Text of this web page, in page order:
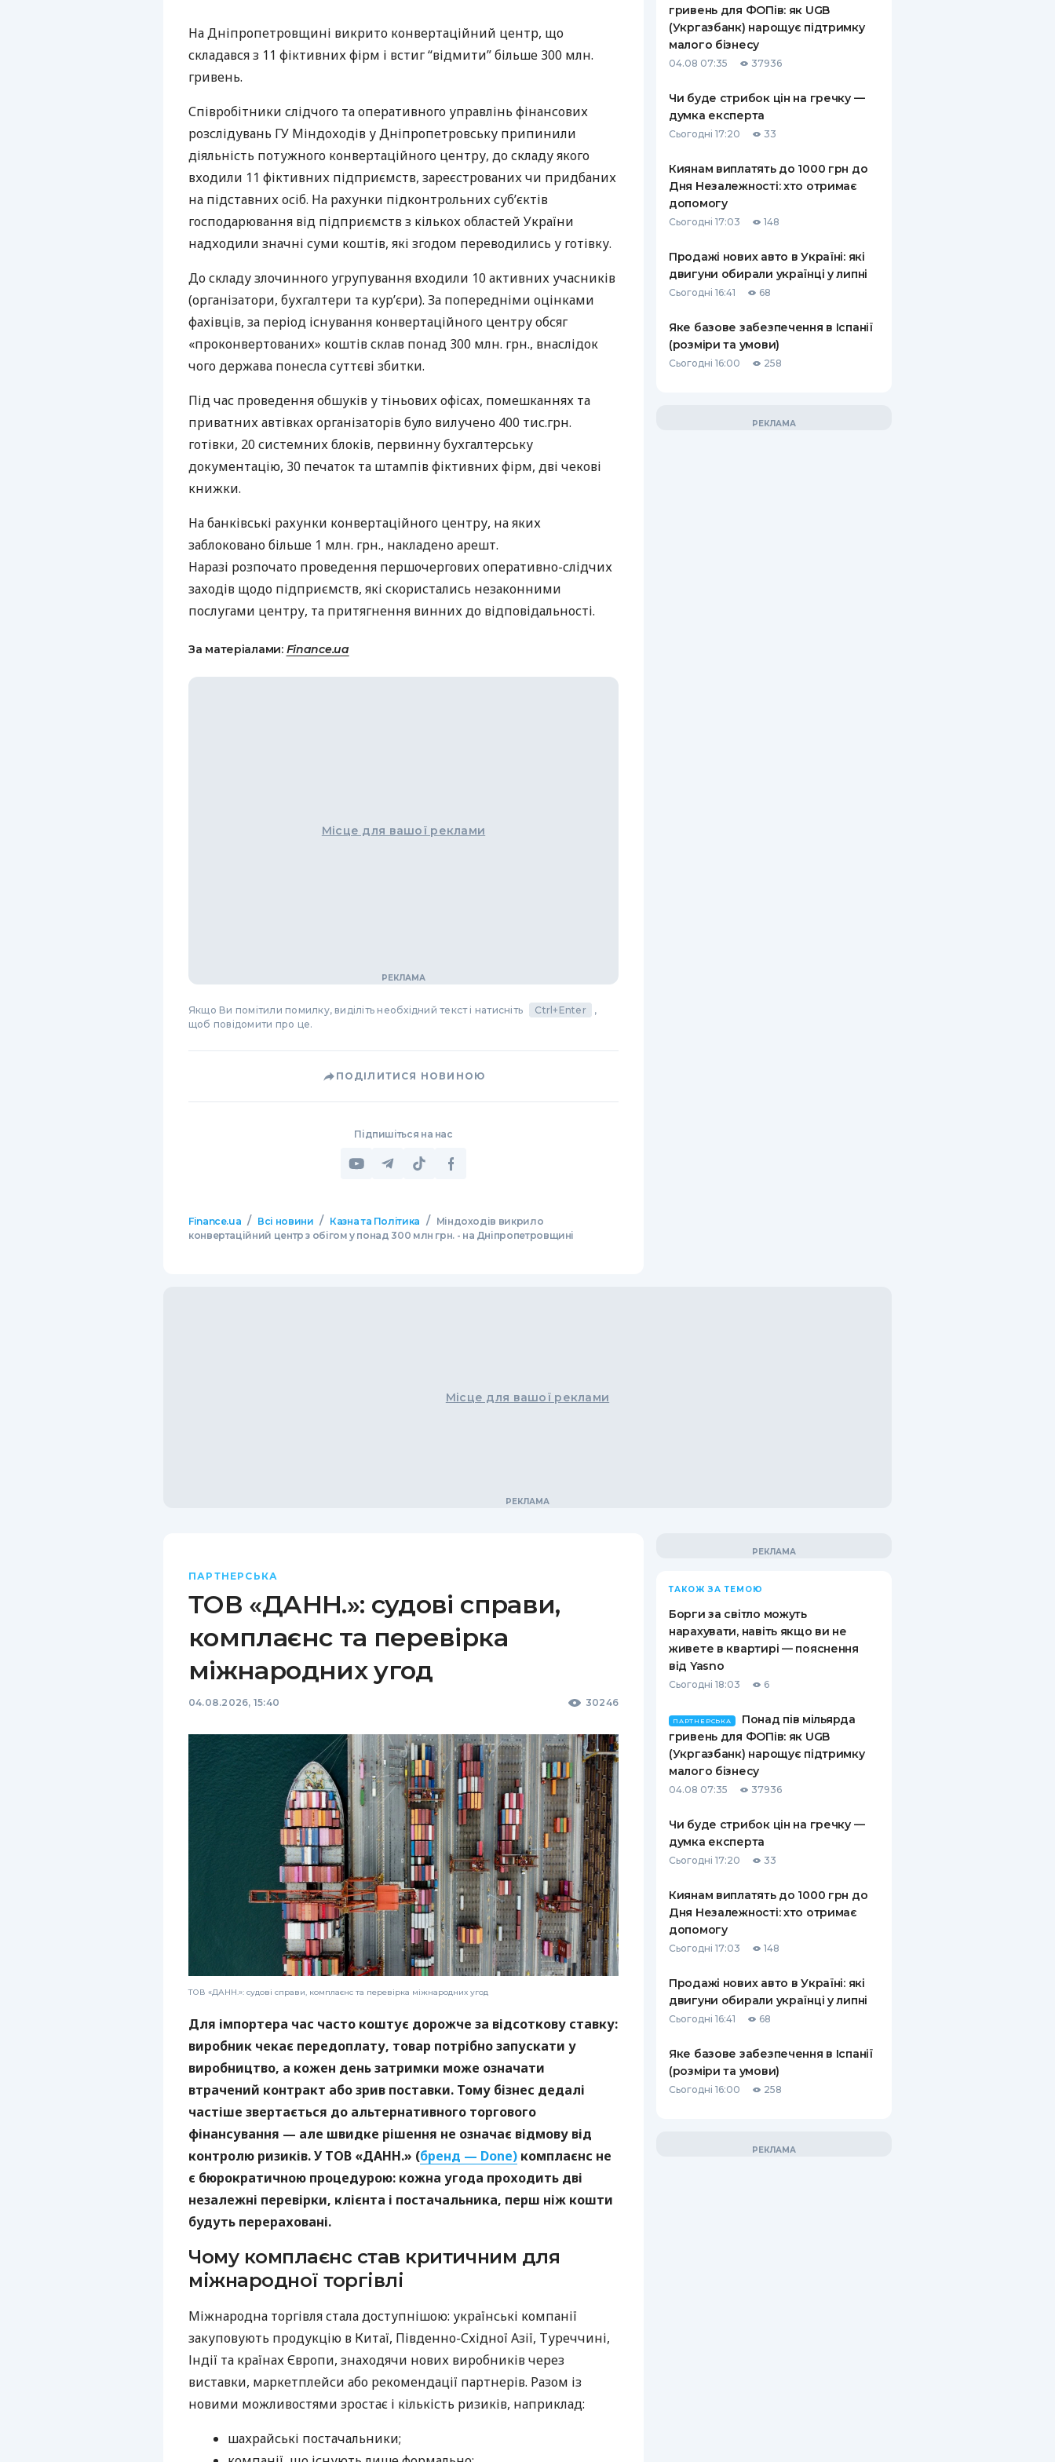
КАРТОК
ПУТІВНИКИ ПО
БАНКІВСЬКИХ КАРТКАХ
ПУТІВНИКИ ПО
СТРАХУВАННЮ
СТРАХОВІ КОМПАНІЇ
ВІДГУКИ ПРО СТРАХОВІ
ДОСТАВКА І ОПЛАТА
КОНТАКТИ
На Дніпропетровщині викрито конвертаційний центр, що
складався з 11 фіктивних фірм і встиг “відмити” більше 300 млн.
гривень.
Співробітники слідчого та оперативного управлінь фінансових
розслідувань ГУ Міндоходів у Дніпропетровську припинили
діяльність потужного конвертаційного центру, до складу якого
входили 11 фіктивних підприємств, зареєстрованих чи придбаних
на підставних осіб. На рахунки підконтрольних суб’єктів
господарювання від підприємств з кількох областей України
надходили значні суми коштів, які згодом переводились у готівку.
До складу злочинного угрупування входили 10 активних учасників
(організатори, бухгалтери та кур’єри). За попередніми оцінками
фахівців, за період існування конвертаційного центру обсяг
«проконвертованих» коштів склав понад 300 млн. грн., внаслідок
чого держава понесла суттєві збитки.
Під час проведення обшуків у тіньових офісах, помешканнях та
приватних автівках організаторів було вилучено 400 тис.грн.
готівки, 20 системних блоків, первинну бухгалтерську
документацію, 30 печаток та штампів фіктивних фірм, дві чекові
книжки.
На банківські рахунки конвертаційного центру, на яких
заблоковано більше 1 млн. грн., накладено арешт.
Наразі розпочато проведення першочергових оперативно-слідчих
заходів щодо підприємств, які скористались незаконними
послугами центру, та притягнення винних до відповідальності.
За матеріалами: Finance.ua
Місце для вашої реклами
Якщо Ви помітили помилку, виділіть необхідний текст і натисніть Ctrl+Enter
,
щоб повідомити про це.
ПОДІЛИТИСЯ НОВИНОЮ
Підпишіться на нас
Finance.ua / Всі новини / Казна та Політика /
Міндоходів викрило
конвертаційний центр з обігом у понад 300 млн грн. - на Дніпропетровщині
гривень для ФОПів: як UGB
(Укргазбанк) нарощує підтримку
малого бізнесу
04.08 07:35 37936
Чи буде стрибок цін на гречку —
думка експерта
Сьогодні 17:20 33
Киянам виплатять до 1000 грн до
Дня Незалежності: хто отримає
допомогу
Сьогодні 17:03 148
Продажі нових авто в Україні: які
двигуни обирали українці у липні
Сьогодні 16:41 68
Яке базове забезпечення в Іспанії
(розміри та умови)
Сьогодні 16:00 258
Місце для вашої реклами
ПАРТНЕРСЬКА
ТОВ «ДАНН.»: судові справи,
комплаєнс та перевірка
міжнародних угод
04.08.2026, 15:40 30246
ТОВ «ДАНН.»: судові справи, комплаєнс та перевірка міжнародних угод
Для імпортера час часто коштує дорожче за відсоткову ставку:
виробник чекає передоплату, товар потрібно запускати у
виробництво, а кожен день затримки може означати
втрачений контракт або зрив поставки. Тому бізнес дедалі
частіше звертається до альтернативного торгового
фінансування — але швидке рішення не означає відмову від
контролю ризиків. У ТОВ «ДАНН.» (бренд — Done) комплаєнс не
є бюрократичною процедурою: кожна угода проходить дві
незалежні перевірки, клієнта і постачальника, перш ніж кошти
будуть перераховані.
Чому комплаєнс став критичним для
міжнародної торгівлі
Міжнародна торгівля стала доступнішою: українські компанії
закуповують продукцію в Китаї, Південно-Східної Азії, Туреччині,
Індії та країнах Європи, знаходячи нових виробників через
виставки, маркетплейси або рекомендації партнерів. Разом із
новими можливостями зростає і кількість ризиків, наприклад:
шахрайські постачальники;
ТАКОЖ ЗА ТЕМОЮ
Борги за світло можуть
нарахувати, навіть якщо ви не
живете в квартирі — пояснення
від Yasno
Сьогодні 18:03 6
ПАРТНЕРСЬКА
Понад пів мільярда
гривень для ФОПів: як UGB
(Укргазбанк) нарощує підтримку
малого бізнесу
04.08 07:35 37936
Чи буде стрибок цін на гречку —
думка експерта
Сьогодні 17:20 33
Киянам виплатять до 1000 грн до
Дня Незалежності: хто отримає
допомогу
Сьогодні 17:03 148
Продажі нових авто в Україні: які
двигуни обирали українці у липні
Сьогодні 16:41 68
Яке базове забезпечення в Іспанії
(розміри та умови)
Сьогодні 16:00 258